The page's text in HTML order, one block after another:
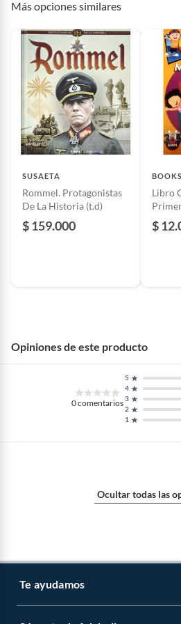
Editorial
País de origen
Formato del libro
ISBN
Género literario
Condición del
Nuevo
Todas
Edad recomendada de
12 a
Tipo nivel educativo Básica
Más opciones similares
SUSAETA
Rommel. Protagonistas
De La Historia (t.d)
$ 159.000
BOOKS
Libro
Inicial
$
Opiniones de este producto
0comentarios
1
2
3
4
5
Ocultar todas las
Te ayudamos